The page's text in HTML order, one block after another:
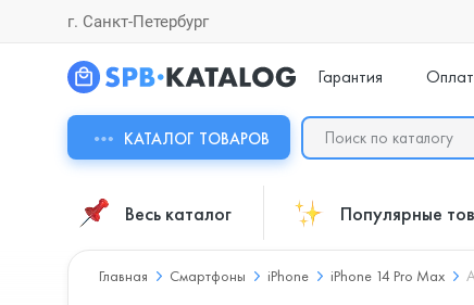
г. Санкт-Петербург
Гарантия
КАТАЛОГ ТОВАРОВ
Весь каталог Популярные
Главная Смартфоны iPhone iPhone 14 Pro Max